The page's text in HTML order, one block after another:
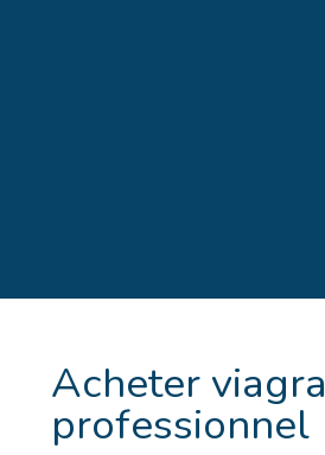
Acheter viagra
professionnel